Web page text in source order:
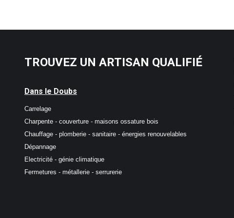
TROUVEZ UN ARTISAN QUALIFIÉ
Dans le Doubs
Carrelage
Charpente - couverture - maisons ossature bois
Chauffage - plomberie - sanitaire - énergies renouvelables
Dépannage
Electricité - génie climatique
Fermetures - métallerie - serrurerie